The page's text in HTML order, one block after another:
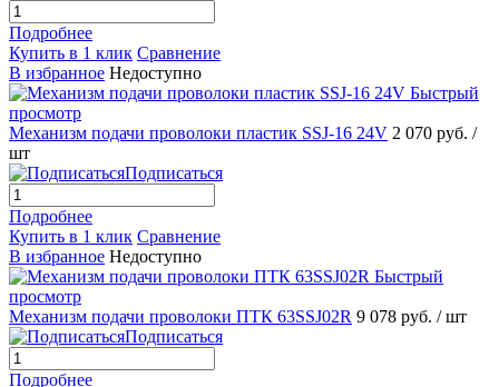
Подробнее
Купить в 1 клик Сравнение
В избранное Недоступно
Быстрый
просмотр
Механизм подачи проволоки пластик SSJ-16 24V 2 070 руб. /
шт
Подписаться
Подробнее
Купить в 1 клик Сравнение
В избранное Недоступно
Быстрый
просмотр
Механизм подачи проволоки ПТК 63SSJ02R 9 078 руб. / шт
Подписаться
Подробнее